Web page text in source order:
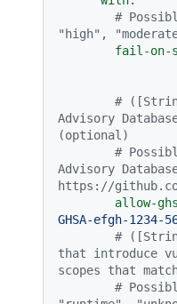
#
"high",
fail-on-
#
Advisory
(optional)
#
Advisory
https://
allow-
GHSA-efgh-1234-
#
that introduce
scopes that
#